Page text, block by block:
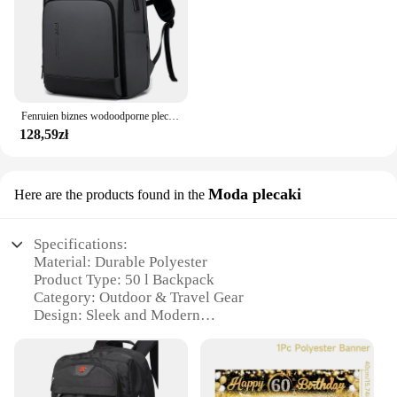
Fenruien biznes wodoodporne plecaki USB do ładowania męskie plecak pasuje 15.6 Cal Laptop podróżny 35L plecak o dużej pojemności
128,59zł
Here are the products found in the Moda plecaki
Specifications:
Material: Durable Polyester
Product Type: 50 l Backpack
Category: Outdoor & Travel Gear
Design: Sleek and Modern
Size: Spacious 50 Liter Capacity
Features: